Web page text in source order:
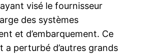
visé le fournisseur
des systèmes
et d’embarquement. Ce
a perturbé d’autres grands